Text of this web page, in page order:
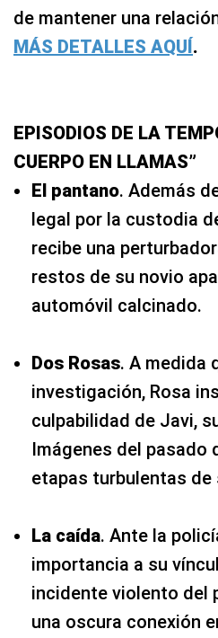
de mantener una
MÁS DETALLES AQUÍ.
EPISODIOS DE LA
CUERPO EN LLAMAS”
El pantano. Además
legal por la custodia
recibe una
restos de su novio
automóvil calcinado.
Dos Rosas. A medida
investigación, Rosa
culpabilidad de Javi,
Imágenes del pasado
etapas turbulentas de
La caída. Ante la
importancia a su
incidente violento del
una oscura conexión